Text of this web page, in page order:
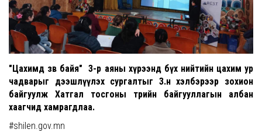
"Цахимд зөв байя" 3-р аяны хүрээнд бүх нийтийн цахим ур
чадварыг дээшлүүлэх сургалтыг 3.н хэлбэрээр зохион
байгуулж Хатгал тосгоны төрийн байгууллагын албан
хаагчид хамрагдлаа.
#shilen.gov.mn